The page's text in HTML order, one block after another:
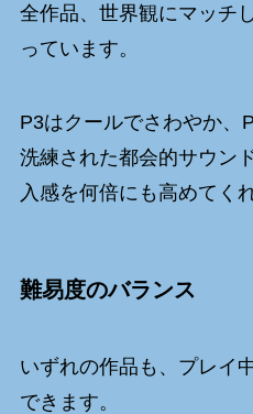
全作品、世界観にマッチ
っています。
P3はクールでさわやか、
洗練された都会的サウン
入感を何倍にも高めてく
難易度のバランス
いずれの作品も、プレイ
できます。